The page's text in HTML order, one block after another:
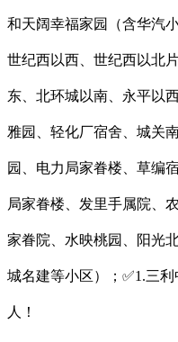
和天阔幸福家园（含华汽
世纪西以西、世纪西以北
东、北环城以南、永平以
雅园、轻化厂宿舍、城关
园、电力局家眷楼、草编
局家眷楼、发里手属院、
家眷院、水映桃园、阳光
城名建等小区）；✅1.三
人！